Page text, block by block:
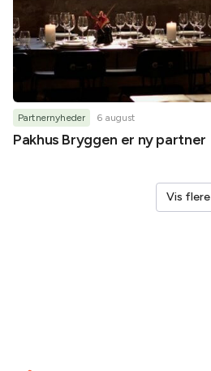
Partnernyheder 6 august
Pakhus Bryggen er ny partner
Vis flere